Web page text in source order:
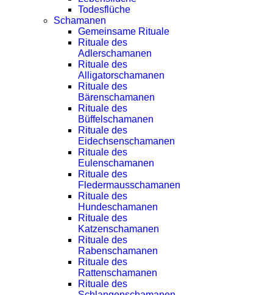
Todesflüche
Schamanen
Gemeinsame Rituale
Rituale des
Adlerschamanen
Rituale des
Alligatorschamanen
Rituale des
Bärenschamanen
Rituale des
Büffelschamanen
Rituale des
Eidechsenschamanen
Rituale des
Eulenschamanen
Rituale des
Fledermausschamanen
Rituale des
Hundeschamanen
Rituale des
Katzenschamanen
Rituale des
Rabenschamanen
Rituale des
Rattenschamanen
Rituale des